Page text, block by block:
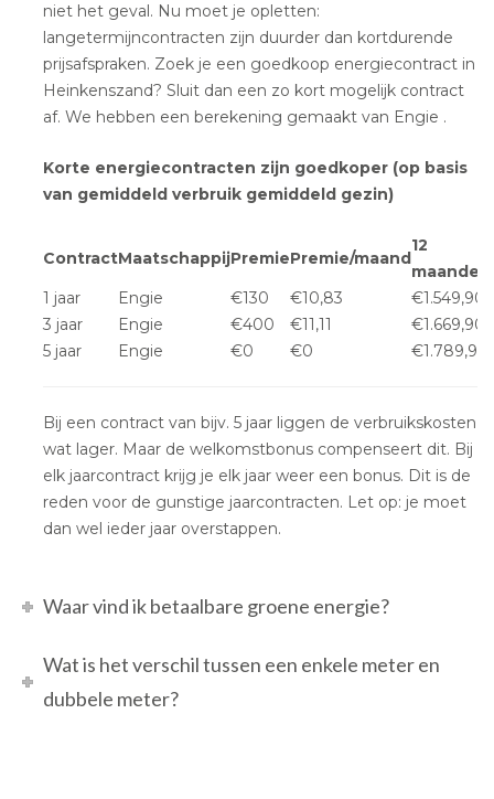
niet het geval. Nu moet je opletten:
langetermijncontracten zijn duurder dan kortdurende
prijsafspraken. Zoek je een goedkoop energiecontract in
Heinkenszand? Sluit dan een zo kort mogelijk contract
af. We hebben een berekening gemaakt van Engie .
Korte energiecontracten zijn goedkoper (op basis
van gemiddeld verbruik gemiddeld gezin)
ContractMaatschappijPremiePremie/maand
12
maanden
1 jaar
Engie €130 €10,83
€1.549,90
3 jaar
Engie €400 €11,11
€1.669,90
5 jaar
Engie €0 €0 €1.789,90
Bij een contract van bijv. 5 jaar liggen de verbruikskosten
wat lager. Maar de welkomstbonus compenseert dit. Bij
elk jaarcontract krijg je elk jaar weer een bonus. Dit is de
reden voor de gunstige jaarcontracten. Let op: je moet
dan wel ieder jaar overstappen.
Waar vind ik betaalbare groene energie?
Wat is het verschil tussen een enkele meter en
dubbele meter?